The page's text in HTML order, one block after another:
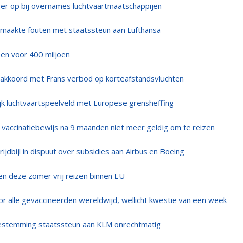
op bij overnames luchtvaartmaatschappijen
fouten met staatssteun aan Lufthansa
voor 400 miljoen
met Frans verbod op korteafstandsvluchten
luchtvaartspeelveld met Europese grensheffing
na 9 maanden niet meer geldig om te reizen
in dispuut over subsidies aan Airbus en Boeing
deze zomer vrij reizen binnen EU
alle gevaccineerden wereldwijd, wellicht kwestie van een week
staatssteun aan KLM onrechtmatig